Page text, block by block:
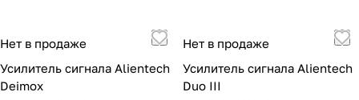
Нет в продаже
Усилитель сигнала Alientech
Deimox
Нет в продаже
Усилитель сигнала Alientech
Duo III